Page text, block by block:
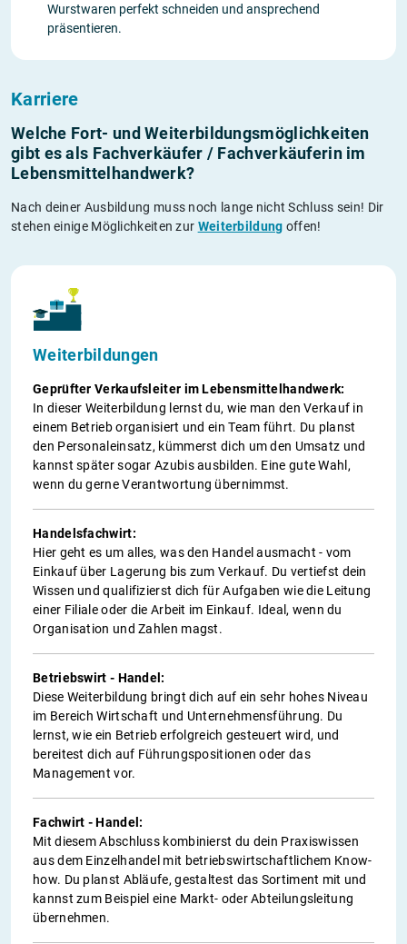
Wurstwaren perfekt schneiden und ansprechend
präsentieren.
Karriere
Welche Fort- und Weiterbildungs­möglichkeiten
gibt es als Fachverkäufer / Fachverkäuferin im
Lebensmittelhandwerk?
Nach deiner Ausbildung muss noch lange nicht Schluss sein! Dir
stehen einige Möglichkeiten zur Weiterbildung offen!
Weiterbildungen
Geprüfter Verkaufsleiter im Lebensmittelhandwerk:
In dieser Weiterbildung lernst du, wie man den Verkauf in
einem Betrieb organisiert und ein Team führt. Du planst
den Personaleinsatz, kümmerst dich um den Umsatz und
kannst später sogar Azubis ausbilden. Eine gute Wahl,
wenn du gerne Verantwortung übernimmst.
Handelsfachwirt:
Hier geht es um alles, was den Handel ausmacht - vom
Einkauf über Lagerung bis zum Verkauf. Du vertiefst dein
Wissen und qualifizierst dich für Aufgaben wie die Leitung
einer Filiale oder die Arbeit im Einkauf. Ideal, wenn du
Organisation und Zahlen magst.
Betriebswirt - Handel:
Diese Weiterbildung bringt dich auf ein sehr hohes Niveau
im Bereich Wirtschaft und Unternehmensführung. Du
lernst, wie ein Betrieb erfolgreich gesteuert wird, und
bereitest dich auf Führungspositionen oder das
Management vor.
Fachwirt - Handel:
Mit diesem Abschluss kombinierst du dein Praxiswissen
aus dem Einzelhandel mit betriebswirtschaftlichem Know-
how. Du planst Abläufe, gestaltest das Sortiment mit und
kannst zum Beispiel eine Markt- oder Abteilungsleitung
übernehmen.